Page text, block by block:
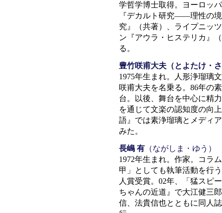
学哲学博士取得。ヨーロッ
『デカルト研究——理性の
究』（共著）、ライプニッ
ン『アウラ・ヒステリカ』
る。
豊竹咲甫大夫（とよたけ・
1975年生まれ。人形浄瑠璃
咲甫大夫を名乗る。86年の
台。以後、舞台を中心に精
を通じて文楽の認知度の向
語』では素浄瑠璃とメディ
みた。
長嶋 有 （ながしま・ゆう）
1972年生まれ。作家。コラ
甲」としても執筆活動を行
人賞受賞。02年、「猛スピ
ちゃんの近道』で大江健三
信、法貴信也とともに同人